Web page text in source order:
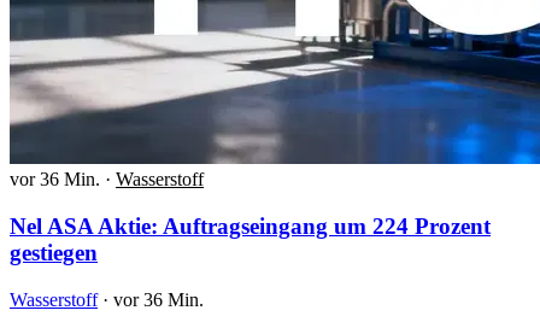
vor 36 Min. · Wasserstoff
Nel ASA Aktie: Auftragseingang um 224 Prozent
gestiegen
Wasserstoff · vor 36 Min.